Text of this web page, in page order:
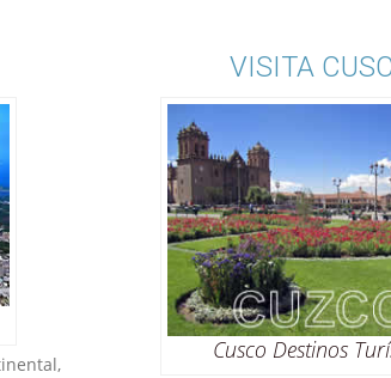
VISITA
Cusco Destinos